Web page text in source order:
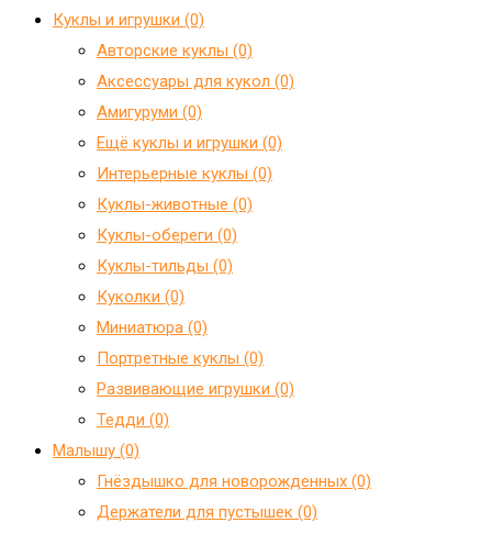
Куклы и игрушки (0)
Авторские куклы (0)
Аксессуары для кукол (0)
Амигуруми (0)
Ещё куклы и игрушки (0)
Интерьерные куклы (0)
Куклы-животные (0)
Куклы-обереги (0)
Куклы-тильды (0)
Куколки (0)
Миниатюра (0)
Портретные куклы (0)
Развивающие игрушки (0)
Тедди (0)
Малышу (0)
Гнёздышко для новорожденных (0)
Держатели для пустышек (0)